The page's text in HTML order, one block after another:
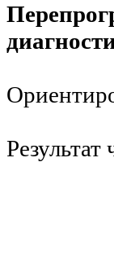
Результат